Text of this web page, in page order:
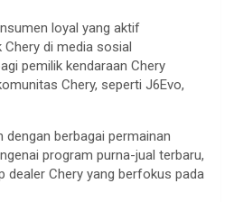
loyal yang aktif
di media sosial
pemilik kendaraan Chery
Chery, seperti J6Evo,
dengan berbagai permainan
program purna-jual terbaru,
dealer Chery yang berfokus pada